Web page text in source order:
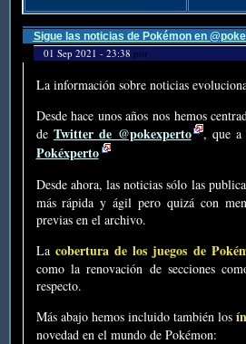
Sigue las noticias de Pokémon en
01 Sep 2021 - 23:38 por
La información sobre noticias
Desde hace unos años nos hemos
de Twitter de @pokexperto , que a
Pokéxperto
Desde ahora, las noticias sólo las
más rápida y ágil pero quizá con
previas en el archivo.
La cobertura de los juegos de
como la renovación de secciones
respecto.
Más abajo hemos incluido también los
novedad en el mundo de Pokémon: